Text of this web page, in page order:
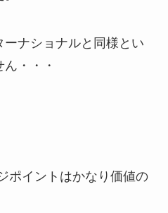
ーナショナルと同様とい
・・・
ポイントはかなり価値の